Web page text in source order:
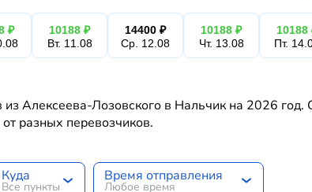
₽
10188 ₽
Вт. 11.08
14400 ₽
Ср. 12.08
10188 ₽
Чт. 13.08
10188
Пт.
Алексеева-Лозовского в Нальчик на 2026
разных перевозчиков.
Куда
Все пункты
Время отправления
Любое время